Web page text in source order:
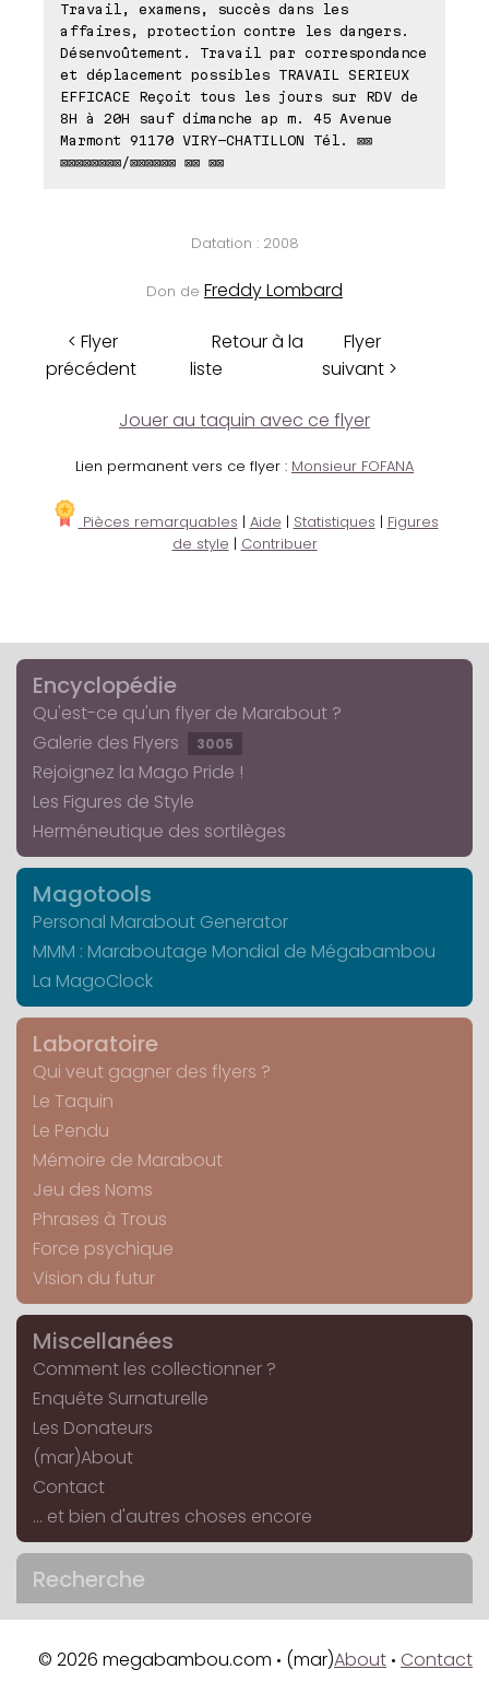
Travail, examens, succès dans les
affaires, protection contre les dangers.
Désenvoûtement. Travail par correspondance
et déplacement possibles TRAVAIL SERIEUX
EFFICACE Reçoit tous les jours sur RDV de
8H à 20H sauf dimanche ap m. 45 Avenue
Marmont 91170 VIRY-CHATILLON Tél. ⊠⊠
⊠⊠⊠⊠⊠⊠⊠⊠/⊠⊠⊠⊠⊠⊠ ⊠⊠ ⊠⊠
Datation : 2008
Don de Freddy Lombard
< Flyer
précédent
Retour à la
liste
Flyer
suivant >
Jouer au taquin avec ce flyer
Lien permanent vers ce flyer : Monsieur FOFANA
Pièces remarquables | Aide | Statistiques | Figures
de style | Contribuer
Encyclopédie
Qu'est-ce qu'un flyer de Marabout ?
Galerie des Flyers
3005
Rejoignez la Mago Pride !
Les Figures de Style
Herméneutique des sortilèges
Magotools
Personal Marabout Generator
MMM : Maraboutage Mondial de Mégabambou
La MagoClock
Laboratoire
Qui veut gagner des flyers ?
Le Taquin
Le Pendu
Mémoire de Marabout
Jeu des Noms
Phrases à Trous
Force psychique
Vision du futur
Miscellanées
Comment les collectionner ?
Enquête Surnaturelle
Les Donateurs
(mar)About
Contact
... et bien d'autres choses encore
Recherche
© 2026 megabambou.com • (mar)About • Contact